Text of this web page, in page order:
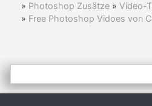
» Photoshop Zusätze » Video-
» Free Photoshop Vidoes von